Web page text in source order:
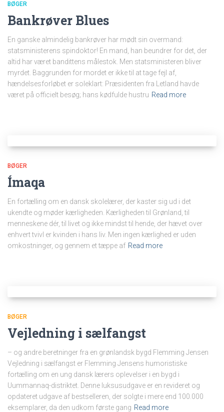
BØGER
Bankrøver Blues
En ganske almindelig bankrøver har mødt sin overmand:
statsministerens spindoktor! En mand, han beundrer for det, der
altid har været bandittens målestok. Men statsministeren bliver
myrdet. Baggrunden for mordet er ikke til at tage fejl af,
hændelsesforløbet er soleklart: Præsidenten fra Letland havde
været på officielt besøg; hans kødfulde hustru Read more
BØGER
Ímaqa
En fortælling om en dansk skolelærer, der kaster sig ud i det
ukendte og møder kærligheden. Kærligheden til Grønland, til
menneskene dér, til livet og ikke mindst til hende, der hævet over
enhvert tvivl er kvinden i hans liv. Men ingen kærlighed er uden
omkostninger, og gennem et tæppe af Read more
BØGER
Vejledning i sælfangst
– og andre beretninger fra en grønlandsk bygd Flemming Jensen
Vejledning i sælfangst er Flemming Jensens humoristiske
fortælling om en ung dansk lærers oplevelser i en bygd i
Uummannaq-distriktet. Denne luksusudgave er en revideret og
opdateret udgave af bestselleren, der solgte i mere end 100.000
eksemplarer, da den udkom første gang Read more